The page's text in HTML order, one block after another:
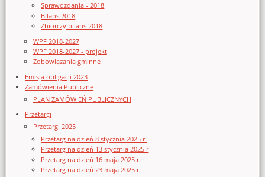
Sprawozdania - 2018
Bilans 2018
Zbiorczy bilans 2018
WPF 2018-2027
WPF 2018-2027 - projekt
Zobowiązania gminne
Emisja obligacji 2023
Zamówienia Publiczne
PLAN ZAMÓWIEŃ PUBLICZNYCH
Przetargi
Przetargi 2025
Przetarg na dzień 8 stycznia 2025 r.
Przetarg na dzień 13 stycznia 2025 r
Przetarg na dzień 16 maja 2025 r
Przetarg na dzień 23 maja 2025 r